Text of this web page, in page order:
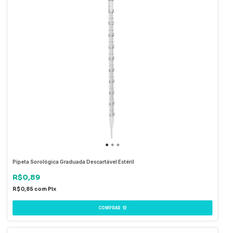
Pipeta Sorológica Graduada Descartável Estéril
R$0,89
R$0,85 com Pix
COMPRAR